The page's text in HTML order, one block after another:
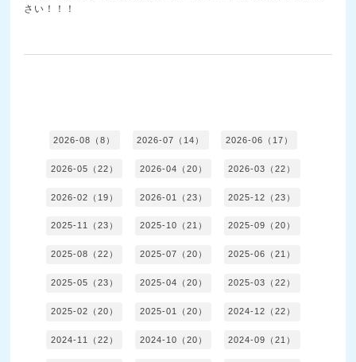
さい！！！
2026-08（8） 2026-07（14） 2026-06（17）
2026-05（22） 2026-04（20） 2026-03（22）
2026-02（19） 2026-01（23） 2025-12（23）
2025-11（23） 2025-10（21） 2025-09（20）
2025-08（22） 2025-07（20） 2025-06（21）
2025-05（23） 2025-04（20） 2025-03（22）
2025-02（20） 2025-01（20） 2024-12（22）
2024-11（22） 2024-10（20） 2024-09（21）